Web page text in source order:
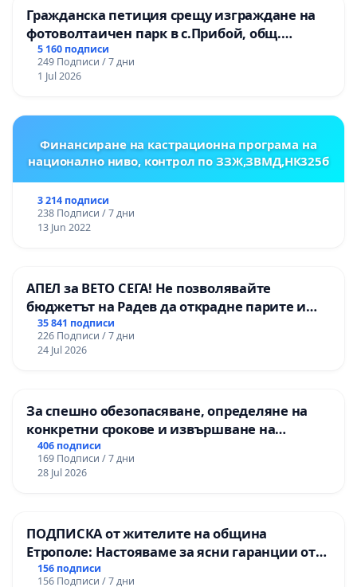
Гражданска петиция срещу изграждане на
фотоволтаичен парк в с.Прибой, общ.
Радомир
5 160 подписи
249 Подписи / 7 дни
1 Jul 2026
Финансиране на кастрационна програма на
национално ниво, контрол по ЗЗЖ,ЗВМД,НК325б
3 214 подписи
238 Подписи / 7 дни
13 Jun 2022
АПЕЛ за ВЕТО СЕГА! Не позволявайте
бюджетът на Радев да открадне парите и
правата ни в тъмното
35 841 подписи
226 Подписи / 7 дни
24 Jul 2026
За спешно обезопасяване, определяне на
конкретни срокове и извършване на
цялостна рехабилитация на
републиканския път между пътен възел АМ
„Тракия“ - гр. Ихтиман - с. Мирово - к.к.
406 подписи
169 Подписи / 7 дни
28 Jul 2026
ПОДПИСКА от жителите на община
Етрополе: Настояваме за ясни гаранции от
“Елаците-МЕД” АД и от държавата, че ще се
156 подписи
156 Подписи / 7 дни